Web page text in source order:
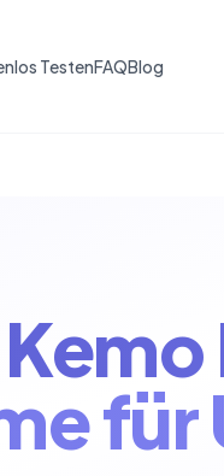
TestenFAQBlog
für